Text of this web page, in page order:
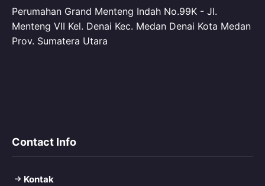
Perumahan Grand Menteng Indah No.99K - Jl.
Menteng VII Kel. Denai Kec. Medan Denai Kota Medan
Prov. Sumatera Utara
Contact Info
Kontak